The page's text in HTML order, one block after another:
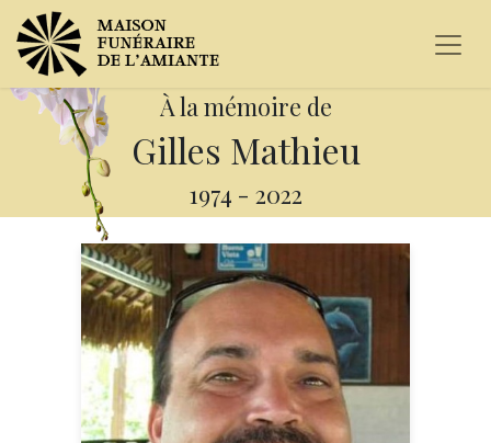
À la mémoire de
Gilles Mathieu
1974 - 2022